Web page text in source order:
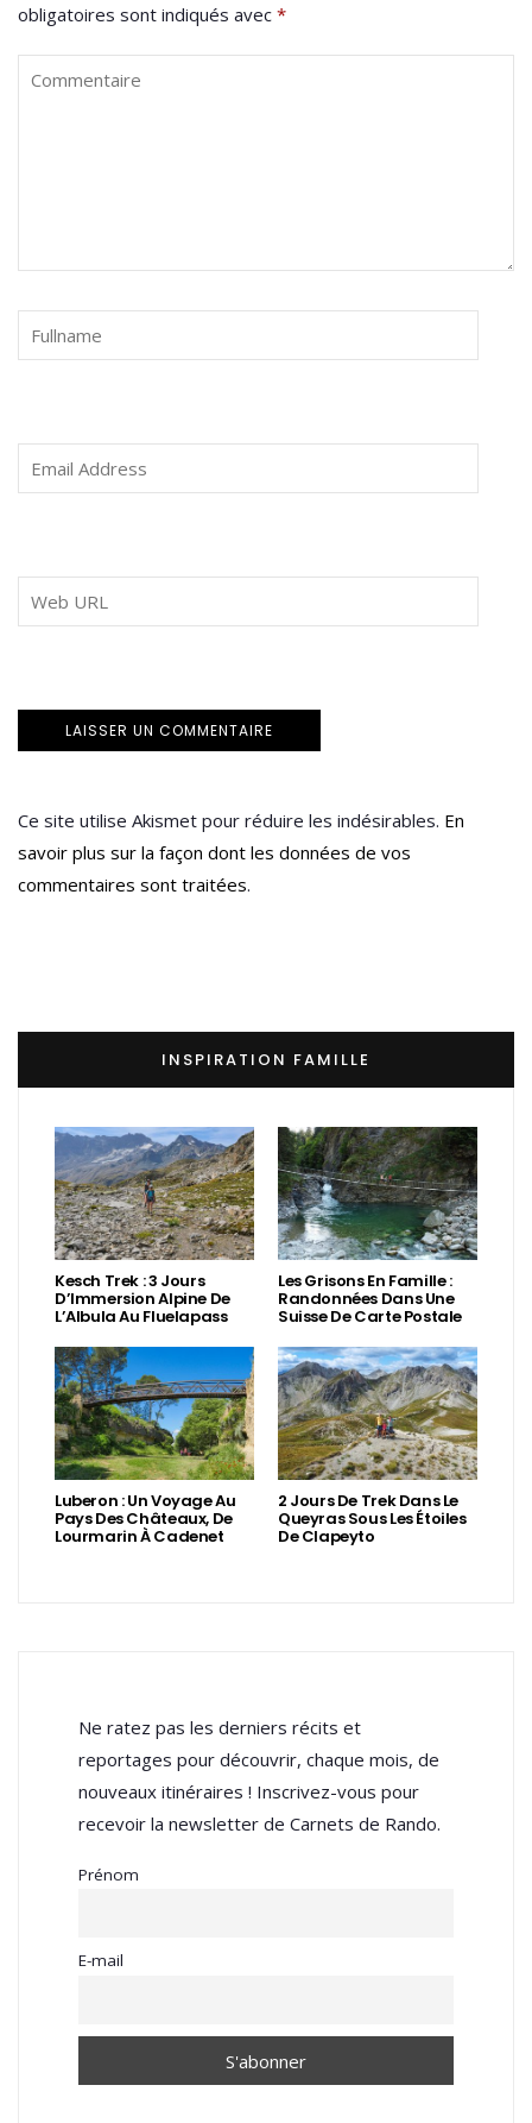
obligatoires sont indiqués avec *
Ce site utilise Akismet pour réduire les indésirables. En
savoir plus sur la façon dont les données de vos
commentaires sont traitées.
INSPIRATION FAMILLE
Kesch Trek : 3 Jours
D’Immersion Alpine De
L’Albula Au Fluelapass
Les Grisons En Famille :
Randonnées Dans Une
Suisse De Carte Postale
Luberon : Un Voyage Au
Pays Des Châteaux, De
Lourmarin À Cadenet
2 Jours De Trek Dans Le
Queyras Sous Les Étoiles
De Clapeyto
Ne ratez pas les derniers récits et
reportages pour découvrir, chaque mois, de
nouveaux itinéraires ! Inscrivez-vous pour
recevoir la newsletter de Carnets de Rando.
Prénom
E-mail